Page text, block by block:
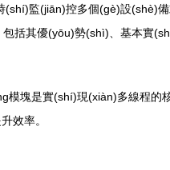
監(jiān)控多個(gè)設(shè)
括其優(yōu)勢(shì)、基本實
塊是實(shí)現(xiàn)多線程的
效率。